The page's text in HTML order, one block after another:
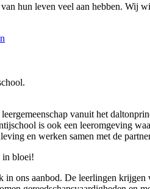
hun leven veel aan hebben. Wij
vanuit het
is ook een leeromgeving
en werken samen met de
in bloei!
ons aanbod. De leerlingen